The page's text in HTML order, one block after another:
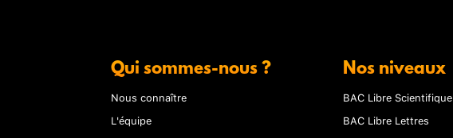
Qui sommes-nous ?
Nous connaître
L'équipe
Nos niveaux
BAC Libre Scientifique
BAC Libre Lettres